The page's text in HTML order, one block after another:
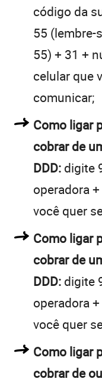
código da
55 (lembre-
55) + 31 +
celular que
comunicar;
Como ligar
cobrar de
DDD: digite
operadora
você quer
Como ligar
cobrar de
DDD: digite
operadora
você quer
Como ligar
cobrar de